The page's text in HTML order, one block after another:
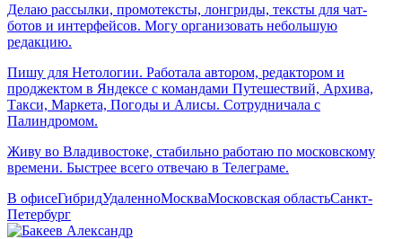
Делаю рассылки, промотексты, лонгриды, тексты для чат-
ботов и интерфейсов. Могу организовать небольшую
редакцию.
Пишу для Нетологии. Работала автором, редактором и
проджектом в Яндексе с командами Путешествий, Архива,
Такси, Маркета, Погоды и Алисы. Сотрудничала с
Палиндромом.
Живу во Владивостоке, стабильно работаю по московскому
времени. Быстрее всего отвечаю в Телеграме.
В офисеГибридУдаленноМоскваМосковская областьСанкт-
Петербург